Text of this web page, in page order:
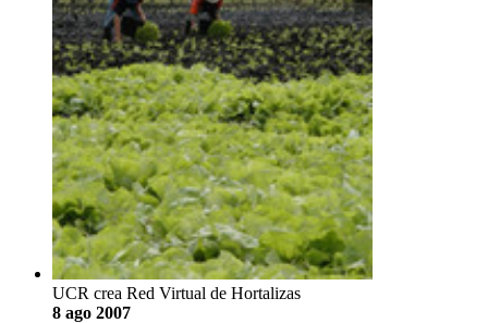
UCR crea Red Virtual de Hortalizas
8 ago 2007